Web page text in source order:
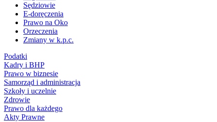
Sędziowie
E-doręczenia
Prawo na Oko
Orzeczenia
Zmiany w k.p.c.
Podatki
Kadry i BHP
Prawo w biznesie
Samorząd i administracja
Szkoły i uczelnie
Zdrowie
Prawo dla każdego
Akty Prawne